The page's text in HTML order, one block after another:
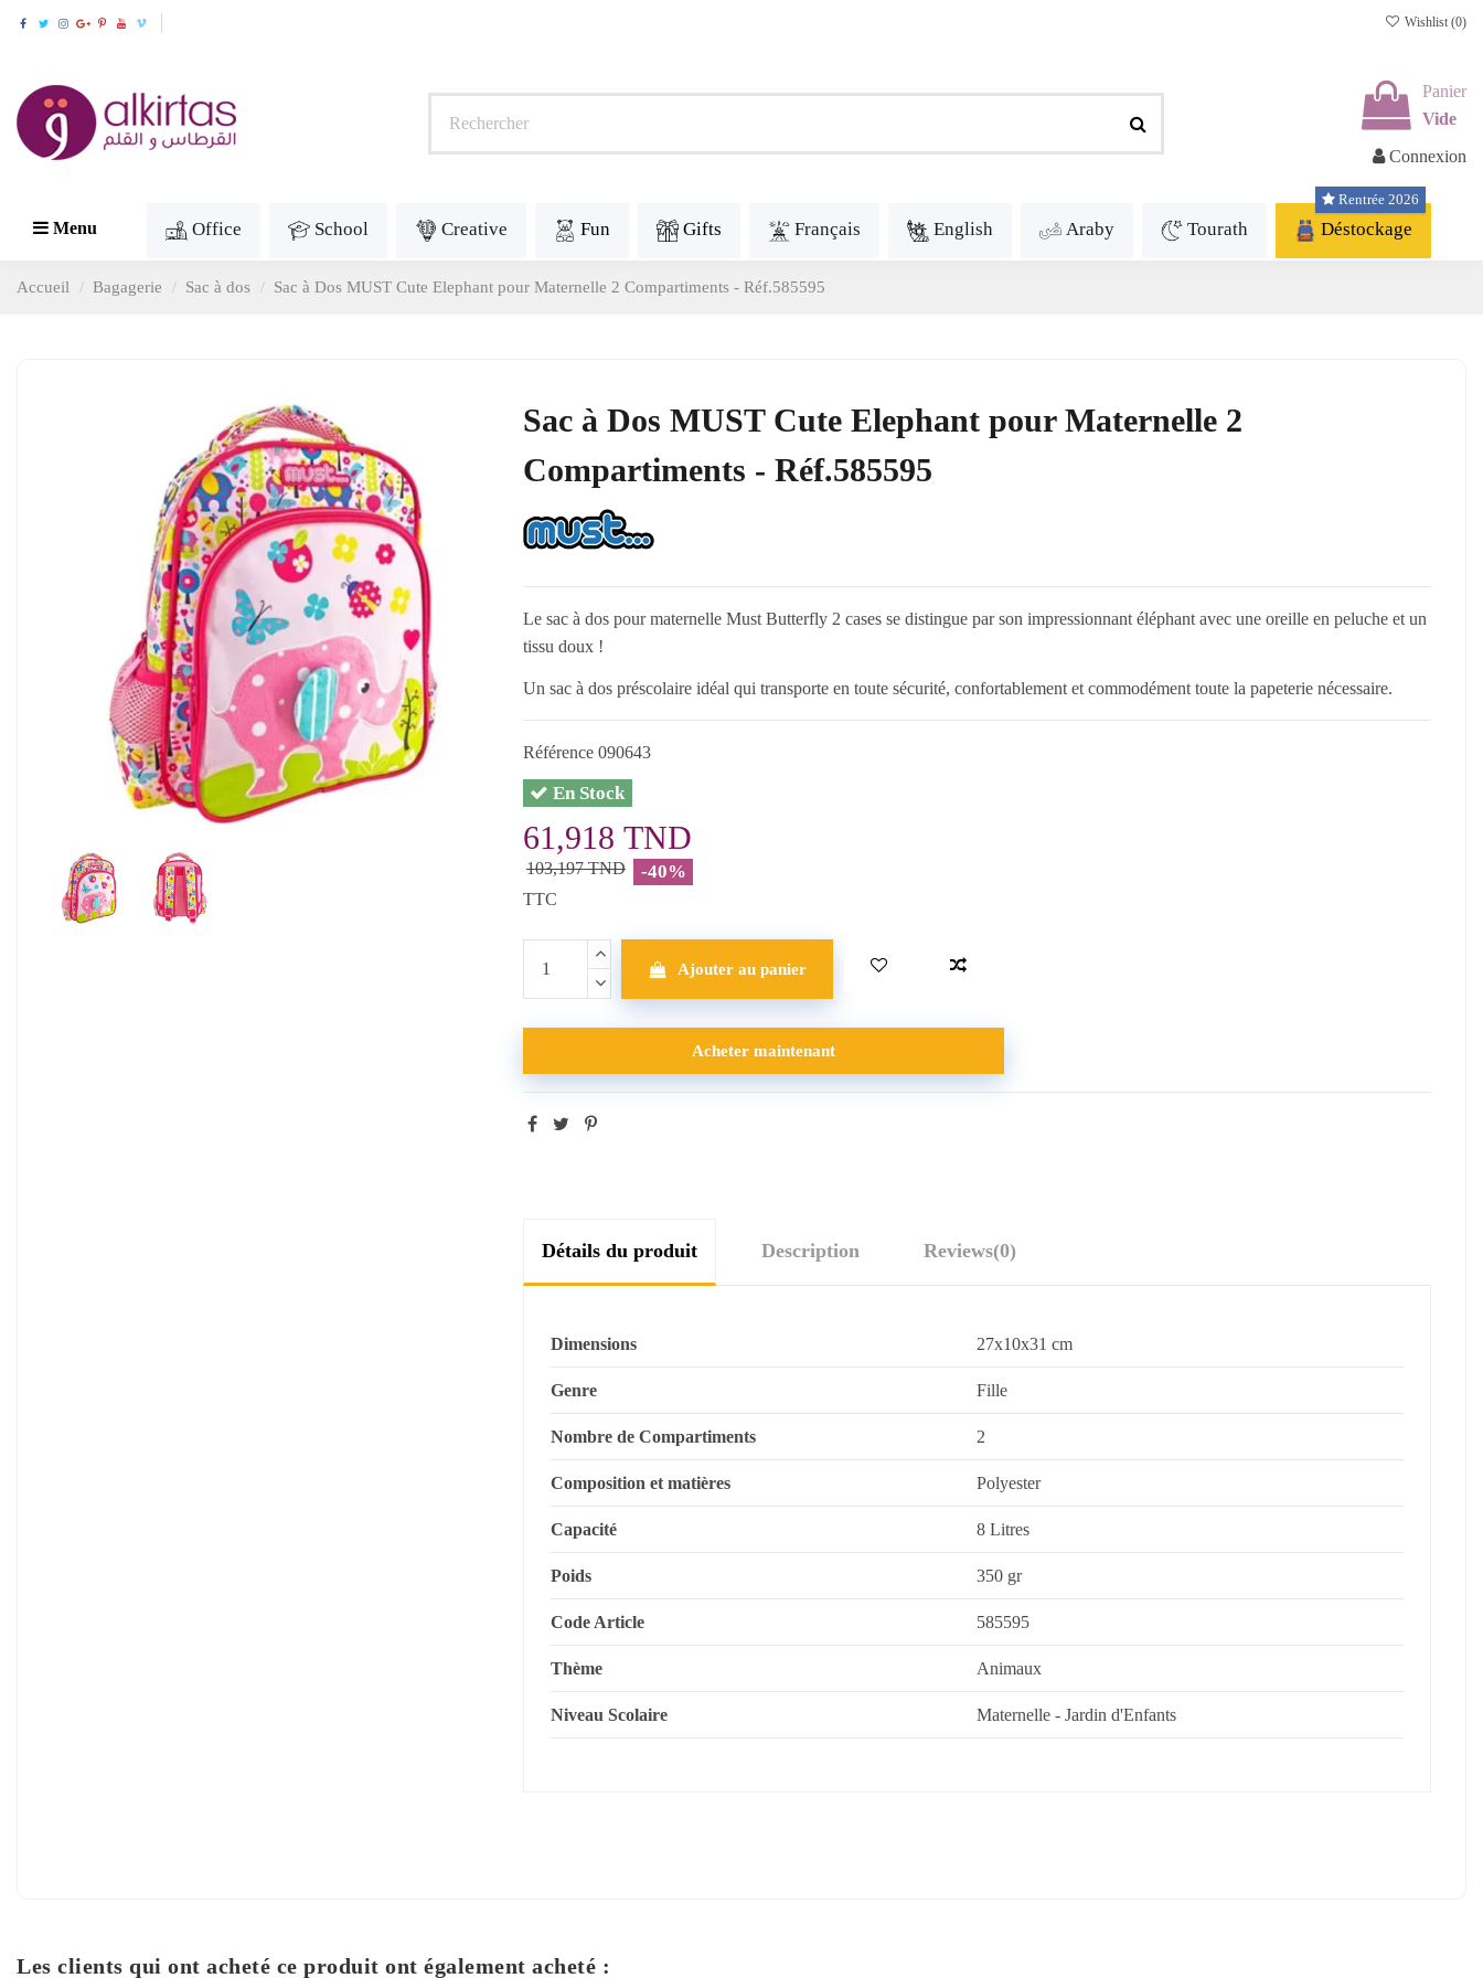
Wishlist (0)
Panier
Vide
Connexion
Menu Office School Creative Fun Gifts Français English Araby Tourath Déstockage
Rentrée 2026
Accueil Bagagerie Sac à dos Sac à Dos MUST Cute Elephant pour Maternelle 2 Compartiments - Réf.585595
Sac à Dos MUST Cute Elephant pour Maternelle 2
Compartiments - Réf.585595
Le sac à dos pour maternelle Must Butterfly 2 cases se distingue par son impressionnant éléphant avec une oreille en peluche et un
tissu doux !
Un sac à dos préscolaire idéal qui transporte en toute sécurité, confortablement et commodément toute la papeterie nécessaire.
Référence 090643
En Stock
61,918 TND
103,197 TND -40%
TTC
Ajouter au panier
Acheter maintenant
Détails du produit Description Reviews(0)
Dimensions 27x10x31 cm
Genre Fille
Nombre de Compartiments 2
Composition et matières Polyester
Capacité 8 Litres
Poids 350 gr
Code Article 585595
Thème Animaux
Niveau Scolaire Maternelle - Jardin d'Enfants
Les clients qui ont acheté ce produit ont également acheté :